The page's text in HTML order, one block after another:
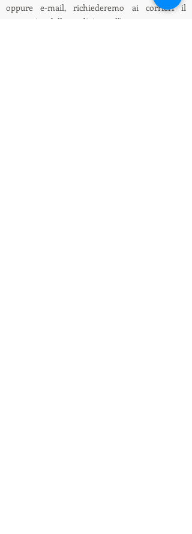
oppure e-mail, richiederemo ai corrieri il
preventivo della spedizione all'estero.